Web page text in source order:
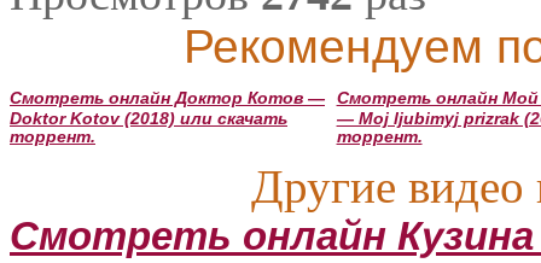
Рекомендуем
Смотреть онлайн Доктор Котов —
Doktor Kotov (2018) или скачать
торрент.
Смотреть онлайн
— Moj ljubimyj prizrak
торрент.
Другие видео
Смотреть онлайн